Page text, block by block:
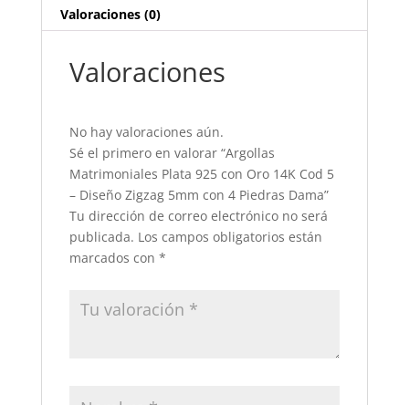
-
Zigzag
Piedras
Dama
cantidad
Valoraciones (0)
Valoraciones
No hay valoraciones aún.
Sé el primero en valorar “Argollas
Matrimoniales Plata 925 con Oro 14K Cod 5
– Diseño Zigzag 5mm con 4 Piedras Dama”
Tu dirección de correo electrónico no será
publicada. Los campos obligatorios están
marcados con *